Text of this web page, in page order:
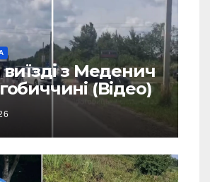
з Меденич
(Відео)